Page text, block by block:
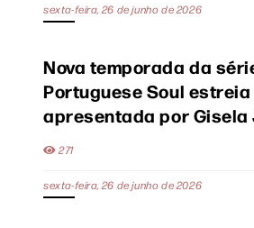
sexta-feira, 26 de junho de 2026
Nova temporada da
Portuguese Soul estreia
apresentada por Gisela
271
sexta-feira, 26 de junho de 2026